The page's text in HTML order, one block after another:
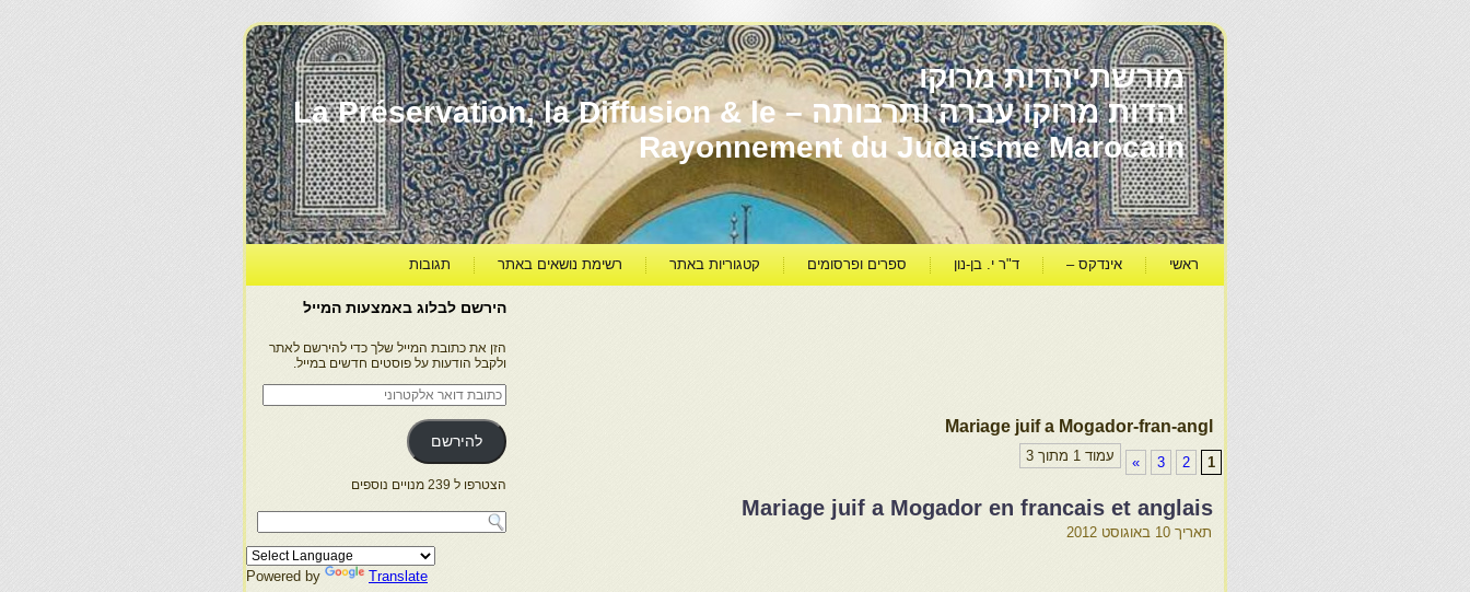
מורשת יהדות מרוקו
יהדות מרוקו עברה ותרבותה – La Préservation, la Diffusion & le
Rayonnement du Judaïsme Marocain
ראשי אינדקס – ד"ר י. בן-נון ספרים ופרסומים קטגוריות באתר רשימת נושאים באתר תגובות
Mariage juif a Mogador-fran-angl
עמוד 1 מתוך 3 1
2
3
»
Mariage juif a Mogador en francais et anglais
תאריך 10 באוגוסט 2012
הירשם לבלוג באמצעות המייל
הזן את כתובת המייל שלך כדי להירשם לאתר
ולקבל הודעות על פוסטים חדשים במייל.
כתובת
דואר
אלקטרוני
להירשם
הצטרפו ל 239 מנויים נוספים
Powered by Translate